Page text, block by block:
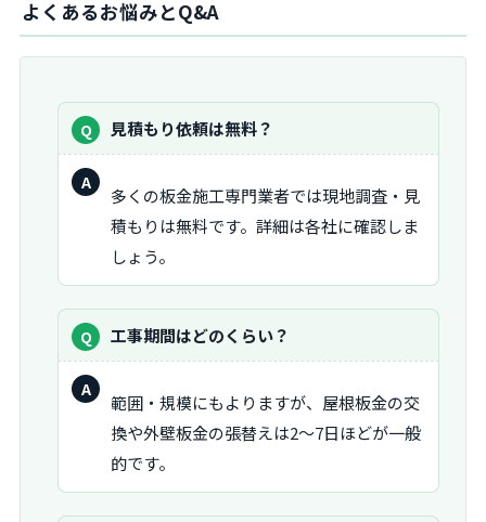
よくあるお悩みとQ&A
質
問：
見積もり依頼は無料？
答：
多くの板金施工専門業者では現地調査・見
積もりは無料です。詳細は各社に確認しま
しょう。
質
問：
工事期間はどのくらい？
答：
範囲・規模にもよりますが、屋根板金の交
換や外壁板金の張替えは2〜7日ほどが一般
的です。